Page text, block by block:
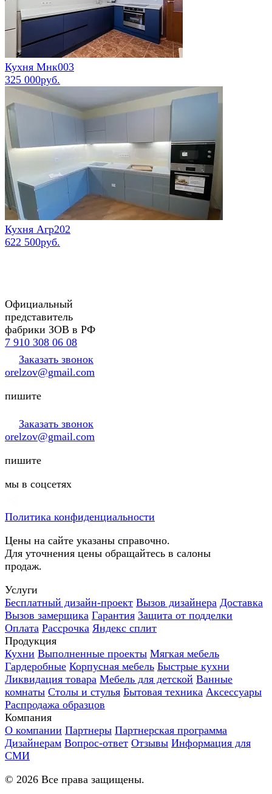
Кухня Мнк003
325 000руб.
Кухня Агр202
622 500руб.
Официальный
представитель
фабрики ЗОВ в РФ
7 910 308 06 08
Заказать звонок
orelzov@gmail.com
пишите
Заказать звонок
orelzov@gmail.com
пишите
мы в соцсетях
Политика конфиденциальности
Цены на сайте указаны справочно.
Для уточнения цены обращайтесь в салоны
продаж.
Услуги
Бесплатный дизайн-проект Вызов дизайнера Доставка
Вызов замерщика Гарантия Защита от подделки
Оплата Рассрочка Яндекс сплит
Продукция
Кухни Выполненные проекты Мягкая мебель
Гардеробные Корпусная мебель Быстрые кухни
Ликвидация товара Мебель для детской Ванные
комнаты Столы и стулья Бытовая техника Аксессуары
Распродажа образцов
Компания
О компании Партнеры Партнерская программа
Дизайнерам Вопрос-ответ Отзывы Информация для
СМИ
© 2026 Все права защищены.